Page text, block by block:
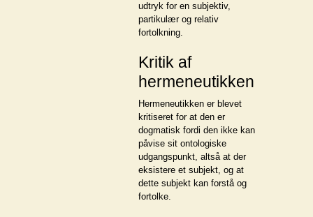
udtryk for en subjektiv,
partikulær og relativ
fortolkning.
Kritik af
hermeneutikken
Hermeneutikken er blevet
kritiseret for at den er
dogmatisk fordi den ikke kan
påvise sit ontologiske
udgangspunkt, altså at der
eksistere et subjekt, og at
dette subjekt kan forstå og
fortolke.